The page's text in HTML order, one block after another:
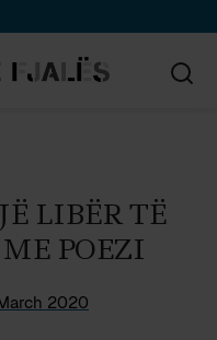
LIBËR TË
POEZI
2020